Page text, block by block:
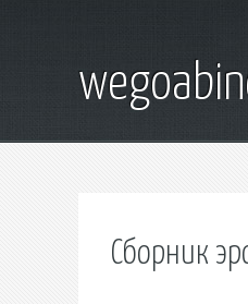
Сборник